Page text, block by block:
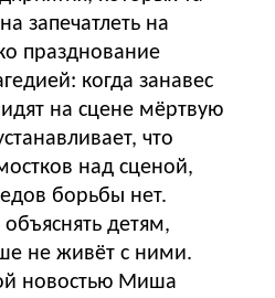
запечатлеть на
празднование
когда занавес
на сцене мёртвую
что
над сценой,
борьбы нет.
детям,
не живёт с ними.
новостью Миша